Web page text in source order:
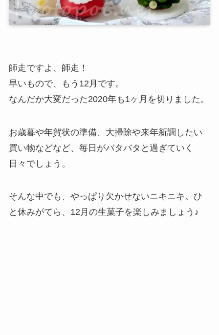
師走ですよ、師走！
早いもので、もう12月です。
なんだか大変だった2020年も1ヶ月を切りました。
お歳暮や年賀状の準備、大掃除や来年新調したい
買い物などなど、毎日がバタバタと過ぎていく
日々でしょう。
そんな中でも、やっぱり欠かせないニキニキ。ひ
と休みがてら、12月の生菓子を楽しみましょう♪